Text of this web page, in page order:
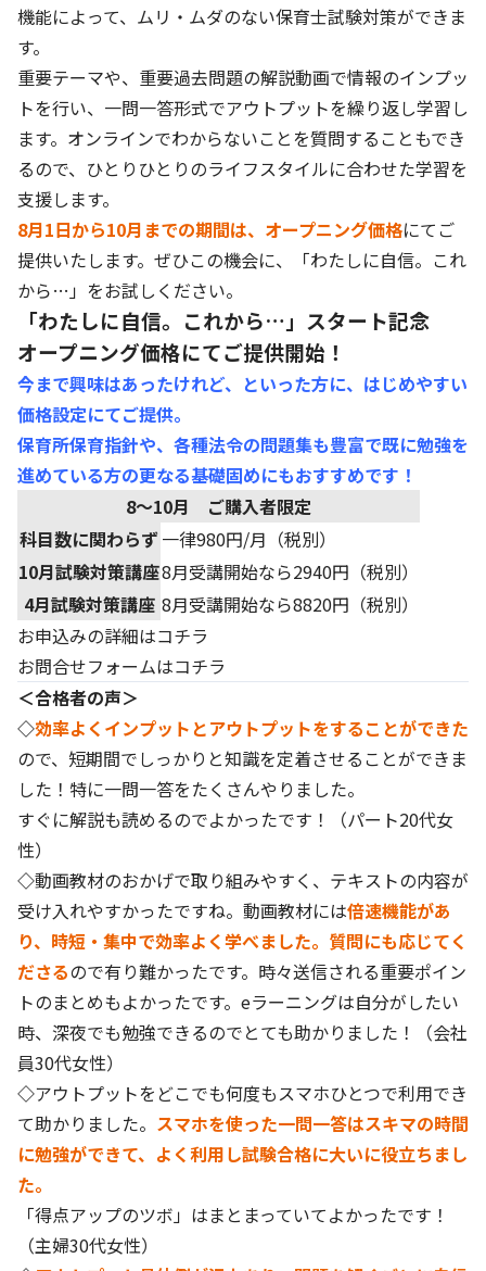
機能によって、ムリ・ムダのない保育士試験対策ができま
す。
重要テーマや、重要過去問題の解説動画で情報のインプッ
トを行い、一問一答形式でアウトプットを繰り返し学習し
ます。オンラインでわからないことを質問することもでき
るので、ひとりひとりのライフスタイルに合わせた学習を
支援します。
8月1日から10月までの期間は、オープニング価格にてご
提供いたします。ぜひこの機会に、「わたしに自信。これ
から…」をお試しください。
「わたしに自信。これから…」スタート記念
オープニング価格にてご提供開始！
今まで興味はあったけれど、といった方に、はじめやすい
価格設定にてご提供。
保育所保育指針や、各種法令の問題集も豊富で既に勉強を
進めている方の更なる基礎固めにもおすすめです！
8～10月 ご購入者限定
科目数に関わらず一律980円/月（税別）
10月試験対策講座8月受講開始なら2940円（税別）
4月試験対策講座 8月受講開始なら8820円（税別）
お申込みの詳細はコチラ
お問合せフォームはコチラ
＜合格者の声＞
◇効率よくインプットとアウトプットをすることができた
ので、短期間でしっかりと知識を定着させることができま
した！特に一問一答をたくさんやりました。
すぐに解説も読めるのでよかったです！（パート20代女
性）
◇動画教材のおかげで取り組みやすく、テキストの内容が
受け入れやすかったですね。動画教材には倍速機能があ
り、時短・集中で効率よく学べました。質問にも応じてく
ださるので有り難かったです。時々送信される重要ポイン
トのまとめもよかったです。eラーニングは自分がしたい
時、深夜でも勉強できるのでとても助かりました！（会社
員30代女性）
◇アウトプットをどこでも何度もスマホひとつで利用でき
て助かりました。 スマホを使った一問一答はスキマの時間
に勉強ができて、よく利用し試験合格に大いに役立ちまし
た。
「得点アップのツボ」はまとまっていてよかったです！
（主婦30代女性）